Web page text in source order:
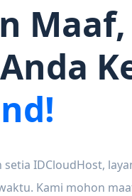
setia IDCloudHost,
Kami mohon